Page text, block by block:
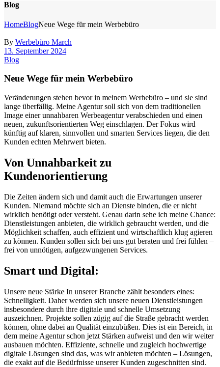
Blog
HomeBlogNeue Wege für mein Werbebüro
By Werbebüro March
13. September 2024
Blog
Neue Wege für mein Werbebüro
Veränderungen stehen bevor in meinem Werbebüro – und sie sind
lange überfällig. Meine Agentur soll sich von dem traditionellen
Image einer unnahbaren Werbeagentur verabschieden und einen
neuen, zukunftsorientierten Weg einschlagen. Der Fokus wird
künftig auf klaren, sinnvollen und smarten Services liegen, die den
Kunden echten Mehrwert bieten.
Von Unnahbarkeit zu
Kundenorientierung
Die Zeiten ändern sich und damit auch die Erwartungen unserer
Kunden. Niemand möchte sich an Dienste binden, die er nicht
wirklich benötigt oder versteht. Genau darin sehe ich meine Chance:
Dienstleistungen anbieten, die wirklich gebraucht werden, und die
Möglichkeit schaffen, auch effizient und wirtschaftlich klug agieren
zu können. Kunden sollen sich bei uns gut beraten und frei fühlen –
frei von unnötigen, aufgezwungenen Services.
Smart und Digital:
Unsere neue Stärke In unserer Branche zählt besonders eines:
Schnelligkeit. Daher werden sich unsere neuen Dienstleistungen
insbesondere durch ihre digitale und schnelle Umsetzung
auszeichnen. Projekte sollen zügig auf die Straße gebracht werden
können, ohne dabei an Qualität einzubüßen. Dies ist ein Bereich, in
dem meine Agentur schon jetzt Stärken aufweist und den wir weiter
ausbauen möchten. Effiziente, schnelle und zugleich hochwertige
digitale Lösungen sind das, was wir anbieten möchten – Lösungen,
die exakt auf die Bedürfnisse unserer Kunden zugeschnitten sind.